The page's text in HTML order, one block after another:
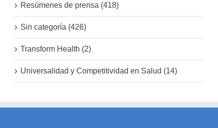
Resúmenes de prensa (418)
Sin categoría (426)
Transform Health (2)
Universalidad y Competitividad en Salud (14)